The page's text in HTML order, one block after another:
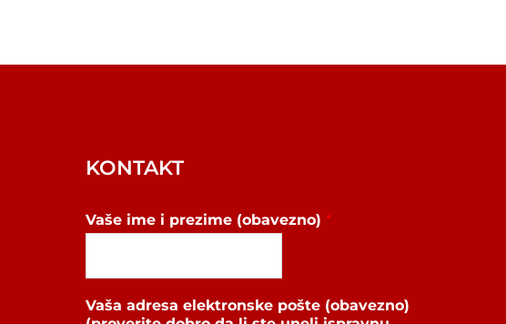
KONTAKT
Vaše ime i prezime (obavezno) *
Vaša adresa elektronske pošte (obavezno)